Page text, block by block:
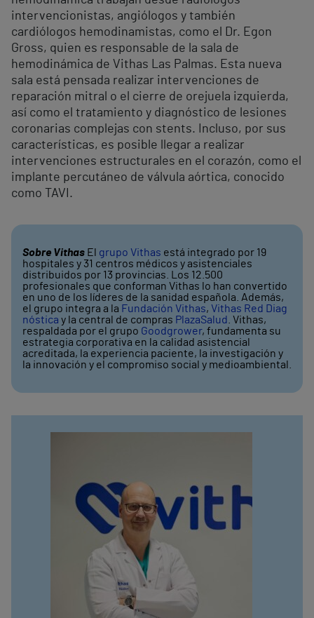
intervencionistas, angiólogos y también
cardiólogos hemodinamistas, como el Dr. Egon
Gross, quien es responsable de la sala de
hemodinámica de Vithas Las Palmas. Esta nueva
sala está pensada realizar intervenciones de
reparación mitral o el cierre de orejuela izquierda,
así como el tratamiento y diagnóstico de lesiones
coronarias complejas con stents. Incluso, por sus
características, es posible llegar a realizar
intervenciones estructurales en el corazón, como el
implante percutáneo de válvula aórtica, conocido
como TAVI.
Sobre Vithas El grupo Vithas está integrado por 19
hospitales y 31 centros médicos y asistenciales
distribuidos por 13 provincias. Los 12.500
profesionales que conforman Vithas lo han convertido
en uno de los líderes de la sanidad española. Además,
el grupo integra a la Fundación Vithas, Vithas Red Diag
nóstica y la central de compras PlazaSalud . Vithas,
respaldada por el grupo Goodgrower, fundamenta su
estrategia corporativa en la calidad asistencial
acreditada, la experiencia paciente, la investigación y
la innovación y el compromiso social y medioambiental.